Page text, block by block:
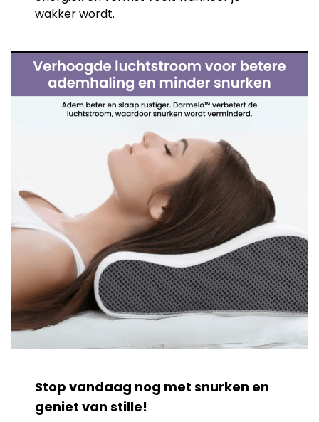
wakker wordt.
Stop vandaag nog met snurken en
geniet van stille!